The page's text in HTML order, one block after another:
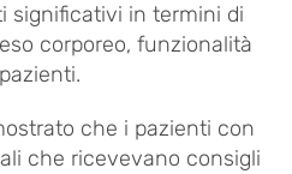
significativi in termini di
corporeo, funzionalità
che i pazienti con
che ricevevano consigli